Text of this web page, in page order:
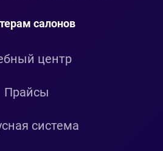
салонов
центр
Прайсы
система